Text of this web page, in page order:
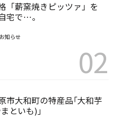
「薪窯焼きピッツァ」を
宅で…。
お知らせ
02
市大和町の特産品｢大和芋
といも)｣